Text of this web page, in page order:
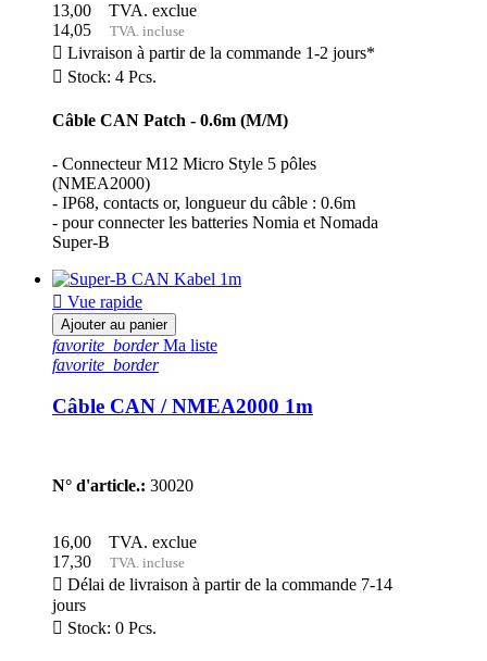
13,00
TVA. exclue
14,05
TVA. incluse
 Livraison à partir de la commande 1-2 jours*
 Stock: 4 Pcs.
Câble CAN Patch - 0.6m (M/M)
- Connecteur M12 Micro Style 5 pôles
(NMEA2000)
- IP68, contacts or, longueur du câble : 0.6m
- pour connecter les batteries Nomia et Nomada
Super-B
 Vue rapide
Ajouter au panier
favorite_borderMa liste
favorite_border
Câble CAN / NMEA2000 1m
N° d'article.: 30020
16,00
TVA. exclue
17,30
TVA. incluse
 Délai de livraison à partir de la commande 7-14
jours
 Stock: 0 Pcs.